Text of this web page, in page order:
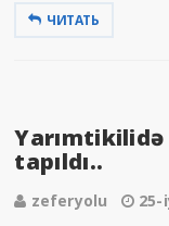
ЧИТАТЬ
Yarımtikilidə
tapıldı..
zeferyolu 25-